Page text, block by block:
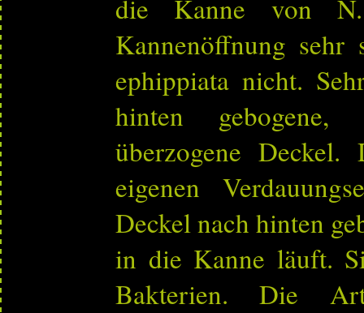
die Kanne von
Kannenöffnung
ephippiata nicht.
hinten
überzogene
eigenen
Deckel nach hinten
in die Kanne läuft.
Bakterien. Die